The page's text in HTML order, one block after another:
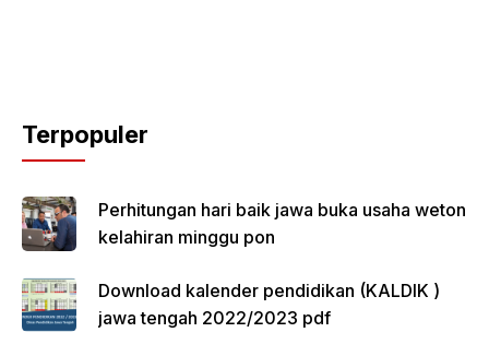
Terpopuler
Perhitungan hari baik jawa buka usaha weton
kelahiran minggu pon
Download kalender pendidikan (KALDIK )
jawa tengah 2022/2023 pdf